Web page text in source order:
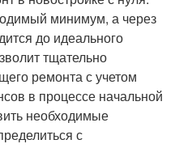
минимум, а через
до идеального
тщательно
ремонта с учетом
в процессе начальной
необходимые
с